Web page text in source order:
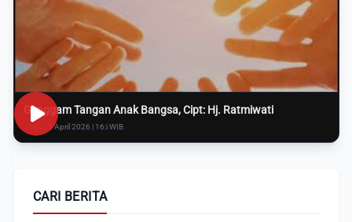
Genggam Tangan Anak Bangsa, Cipt: Hj. Ratmiwati
Rabu, 8 April 2026 | 16:i WIB
CARI BERITA